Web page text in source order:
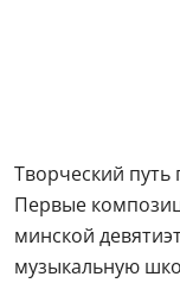
Творческий
Первые
минской
музыкальную